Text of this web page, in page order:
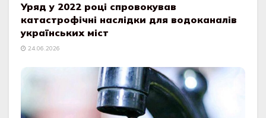
Уряд у 2022 році спровокував
катастрофічні наслідки для водоканалів
українських міст
24.06.2026